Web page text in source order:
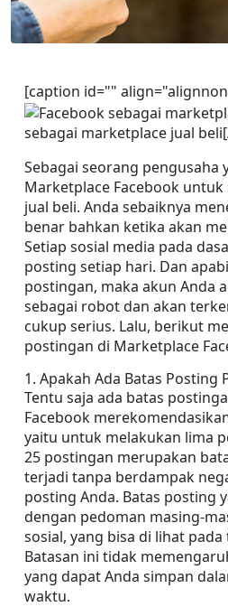
[caption id=""
sebagai marketplace jual
Sebagai seorang pengusaha
Marketplace Facebook
jual beli. Anda sebaiknya
benar bahkan ketika akan
Setiap sosial media pada
posting setiap hari. Dan
postingan, maka akun Anda
sebagai robot dan akan
cukup serius. Lalu, berikut
postingan di Marketplace
1. Apakah Ada Batas Posting
Tentu saja ada batas
Facebook
yaitu untuk melakukan lima
25 postingan merupakan
terjadi tanpa berdampak
posting Anda. Batas posting
dengan pedoman masing-
sosial, yang bisa di lihat
Batasan ini tidak
yang dapat Anda simpan
waktu.